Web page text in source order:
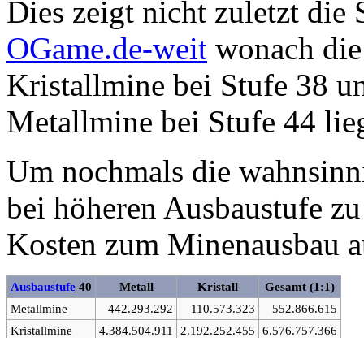
Dies zeigt nicht zuletzt die
OGame.de-weit wonach
Kristallmine bei Stufe 38
Metallmine bei Stufe 44
Um nochmals die
bei höheren Ausbaustufe
Kosten zum Minenausbau
Ausbaustufe 40 Metall Kristall
Gesamt (1:1)
Metallmine
442.293.292 110.573.323
552.866.615
Kristallmine
4.384.504.911 2.192.252.455 6.576.757.366